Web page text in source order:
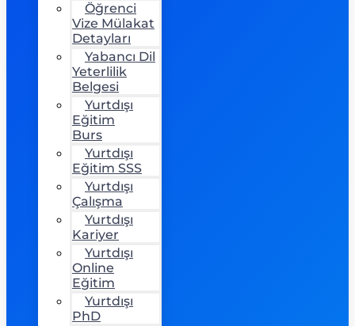
Öğrenci
Vize Mülakat
Detayları
Yabancı Dil
Yeterlilik
Belgesi
Yurtdışı
Eğitim
Burs
Yurtdışı
Eğitim SSS
Yurtdışı
Çalışma
Yurtdışı
Kariyer
Yurtdışı
Online
Eğitim
Yurtdışı
PhD